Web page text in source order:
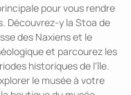
pour vous rendre
Découvrez-y la Stoa de
des Naxiens et le
et parcourez les
historiques de l'île.
le musée à votre